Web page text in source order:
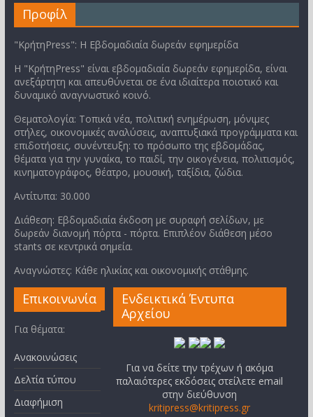
Προφίλ
"ΚρήτηPress": Η Εβδομαδιαία δωρεάν εφημερίδα
Η "ΚρήτηPress" είναι εβδομαδιαία δωρεάν εφημερίδα, είναι
ανεξάρτητη και απευθύνεται σε ένα ιδιαίτερα ποιοτικό και
δυναμικό αναγνωστικό κοινό.
Θεματολογία: Τοπικά νέα, πολιτική ενημέρωση, μόνιμες
στήλες, οικονομικές αναλύσεις, αναπτυξιακά προγράμματα και
επιδοτήσεις, συνέντευξη: το πρόσωπο της εβδομάδας,
θέματα για την γυναίκα, το παιδί, την οικογένεια, πολιτισμός,
κινηματογράφος, θέατρο, μουσική, ταξίδια, ζώδια.
Αντίτυπα: 30.000
Διάθεση: Εβδομαδιαία έκδοση με συραφή σελίδων, με
δωρεάν διανομή πόρτα - πόρτα. Επιπλέον διάθεση μέσο
stants σε κεντρικά σημεία.
Αναγνώστες: Κάθε ηλικίας και οικονομικής στάθμης.
Επικοινωνία
Για θέματα:
Ανακοινώσεις
Δελτία τύπου
Διαφήμιση
Ενδεικτικά Έντυπα
Αρχείου
Για να δείτε την τρέχων ή ακόμα
παλαιότερες εκδόσεις στείλετε email
στην διεύθυνση
kritipress@kritipress.gr